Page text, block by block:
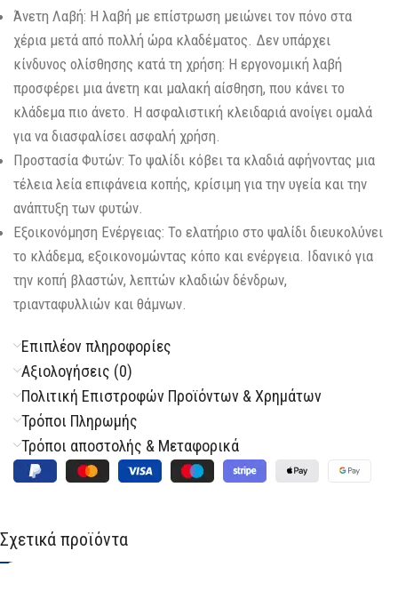
Άνετη Λαβή: Η λαβή με επίστρωση μειώνει τον πόνο στα
χέρια μετά από πολλή ώρα κλαδέματος. Δεν υπάρχει
κίνδυνος ολίσθησης κατά τη χρήση: Η εργονομική λαβή
προσφέρει μια άνετη και μαλακή αίσθηση, που κάνει το
κλάδεμα πιο άνετο. Η ασφαλιστική κλειδαριά ανοίγει ομαλά
για να διασφαλίσει ασφαλή χρήση.
Προστασία Φυτών: Το ψαλίδι κόβει τα κλαδιά αφήνοντας μια
τέλεια λεία επιφάνεια κοπής, κρίσιμη για την υγεία και την
ανάπτυξη των φυτών.
Εξοικονόμηση Ενέργειας: Το ελατήριο στο ψαλίδι διευκολύνει
το κλάδεμα, εξοικονομώντας κόπο και ενέργεια. Ιδανικό για
την κοπή βλαστών, λεπτών κλαδιών δένδρων,
τριανταφυλλιών και θάμνων.
Επιπλέον πληροφορίες
Αξιολογήσεις (0)
Πολιτική Επιστροφών Προϊόντων & Χρημάτων
Τρόποι Πληρωμής
Τρόποι αποστολής & Μεταφορικά
Σχετικά προϊόντα